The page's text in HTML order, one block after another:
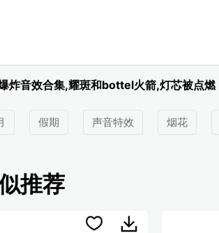
炸音效合集,耀斑和bottel火箭,灯芯被点燃
假期 声音特效 烟花
推荐